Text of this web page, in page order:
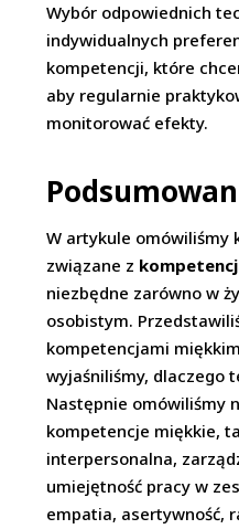
Wybór odpowiednich
indywidualnych
kompetencji, które
aby regularnie
monitorować efekty.
W artykule omówiliśmy
związane z
niezbędne zarówno w
osobistym.
kompetencjami
wyjaśniliśmy, dlaczego
Następnie omówiliśmy
kompetencje miękkie,
interpersonalna,
umiejętność pracy w
empatia, asertywność,